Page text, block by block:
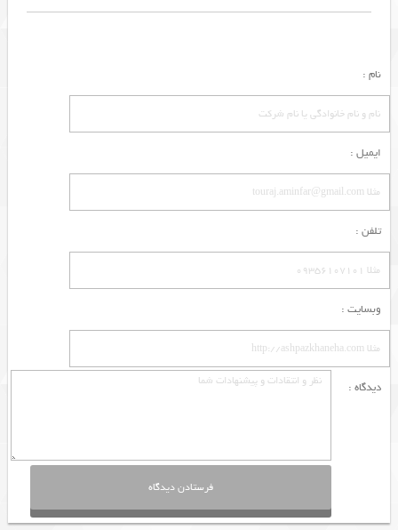
نام :
ایمیل :
تلفن :
وبسایت :
دیدگاه :